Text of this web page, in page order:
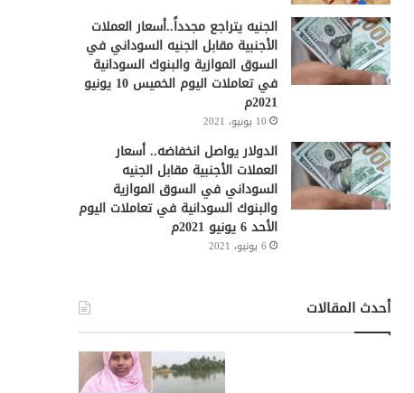
الجنيه يتراجع مجدداً..أسعار العملات
الأجنبية مقابل الجنيه السوداني في
السوق الموازية والبنوك السودانية
في تعاملات اليوم الخميس 10 يونيو
2021م
10 يونيو، 2021
الدولار يواصل انخفاضه.. أسعار
العملات الأجنبية مقابل الجنيه
السوداني في السوق الموازية
والبنوك السودانية في تعاملات اليوم
الأحد 6 يونيو 2021م
6 يونيو، 2021
أحدث المقالات